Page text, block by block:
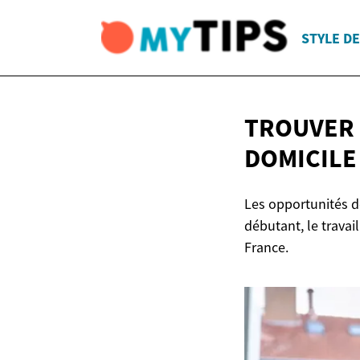
STYLE
Les opportunités
débutant, le
France.